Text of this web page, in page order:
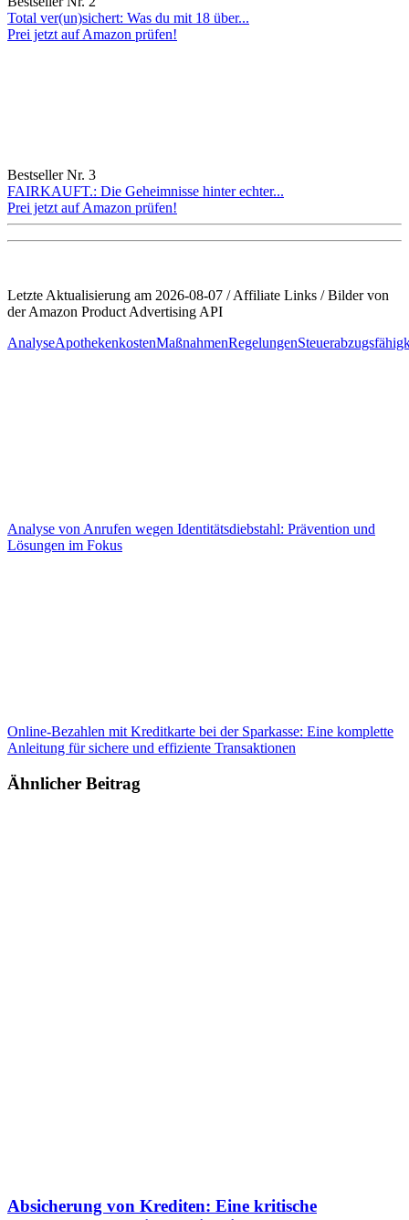
Total ver(un)sichert: Was du mit 18 über...
Prei jetzt auf Amazon prüfen!
Bestseller Nr. 3
FAIRKAUFT.: Die Geheimnisse hinter echter...
Prei jetzt auf Amazon prüfen!
Letzte Aktualisierung am 2026-08-07 / Affiliate Links / Bilder von
der Amazon Product Advertising API
AnalyseApothekenkostenMaßnahmenRegelungen
Analyse von Anrufen wegen Identitätsdiebstahl: Prävention und
Lösungen im Fokus
Online-Bezahlen mit Kreditkarte bei der Sparkasse: Eine komplette
Anleitung für sichere und effiziente Transaktionen
Ähnlicher Beitrag
Absicherung von Krediten: Eine kritische